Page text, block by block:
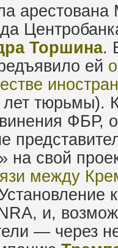
арестована
Торшина.
ей
тюрьмы).
ФБР,
на свой
между
и,
— через